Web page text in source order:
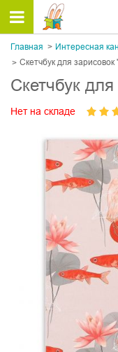
Главная Интересная
Скетчбук для
Скетчбук
Нет на складе